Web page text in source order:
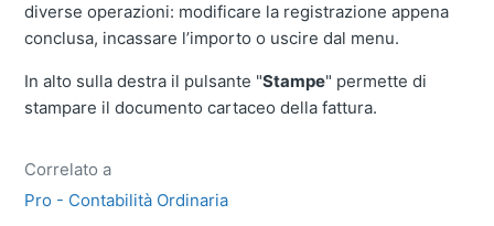
diverse operazioni: modificare la registrazione appena
conclusa, incassare l’importo o uscire dal menu.
In alto sulla destra il pulsante "Stampe" permette di
stampare il documento cartaceo della fattura.
Correlato a
Pro - Contabilità Ordinaria